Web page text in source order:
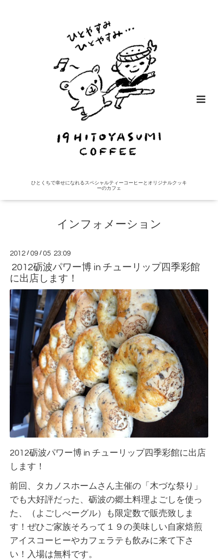
ひとくちで幸せになれるスペシャルティーコーヒーとオリジナルクッキ
ーのカフェ
インフォメーション
2012 /09 /05 23:09
2012砺波パワー博 in チューリップ四季彩館
に出店します！
2012砺波パワー博 in チューリップ四季彩館に出店
します！
前回、タカノスホームさん主催の「木づな祭り」
でも大好評だった、砺波の郷土料理よごしを使っ
た、（よごしべーグル）も限定数で販売致しま
す！ぜひご家族そろって１９の美味しい自家焙煎
アイスコーヒーやカフェラテも飲みに来て下さ
い！入場は無料です。